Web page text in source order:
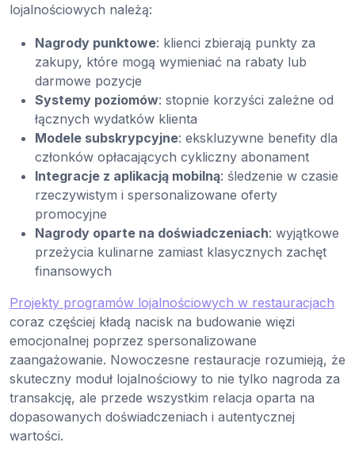
lojalnościowych należą:
Nagrody punktowe: klienci zbierają punkty za
zakupy, które mogą wymieniać na rabaty lub
darmowe pozycje
Systemy poziomów: stopnie korzyści zależne od
łącznych wydatków klienta
Modele subskrypcyjne: ekskluzywne benefity dla
członków opłacających cykliczny abonament
Integracje z aplikacją mobilną: śledzenie w czasie
rzeczywistym i spersonalizowane oferty
promocyjne
Nagrody oparte na doświadczeniach: wyjątkowe
przeżycia kulinarne zamiast klasycznych zachęt
finansowych
Projekty programów lojalnościowych w restauracjach
coraz częściej kładą nacisk na budowanie więzi
emocjonalnej poprzez spersonalizowane
zaangażowanie. Nowoczesne restauracje rozumieją, że
skuteczny moduł lojalnościowy to nie tylko nagroda za
transakcję, ale przede wszystkim relacja oparta na
dopasowanych doświadczeniach i autentycznej
wartości.